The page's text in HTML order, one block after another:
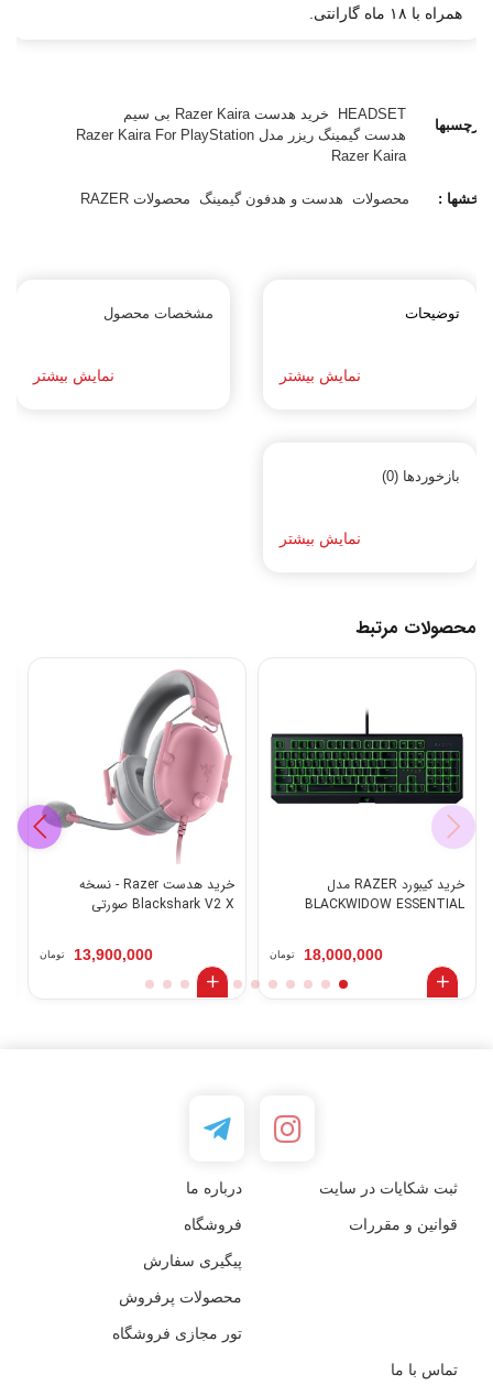
همراه با ۱۸ ماه گارانتی.
برچسبها
HEADSET
خرید هدست Razer Kaira بی سیم
هدست گیمینگ ریزر مدل Razer Kaira For PlayStation
Razer Kaira
بخشها : محصولات هدست و هدفون گیمینگ محصولات RAZER
توضیحات
نمایش بیشتر
مشخصات محصول
نمایش بیشتر
بازخوردها (0)
نمایش بیشتر
محصولات مرتبط
خرید کیبورد RAZER مدل
BLACKWIDOW ESSENTIAL
18,000,000 تومان
خرید هدست Razer - نسخه
Blackshark V2 X صورتی
13,900,000 تومان
ثبت شکایات در سایت درباره ما
قوانین و مقررات فروشگاه
پیگیری سفارش
محصولات پرفروش
تور مجازی فروشگاه
تماس با ما